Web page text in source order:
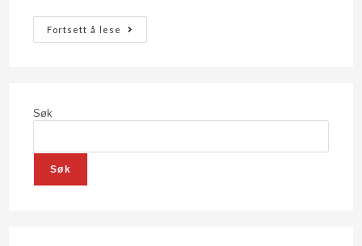
Fortsett å lese
Søk
Søk